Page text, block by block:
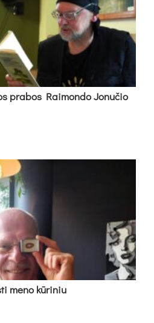
pra­bos Rai­mon­do Jo­nu­čio
me­no kū­ri­niu